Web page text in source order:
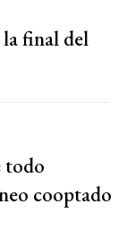
final del
todo
cooptado